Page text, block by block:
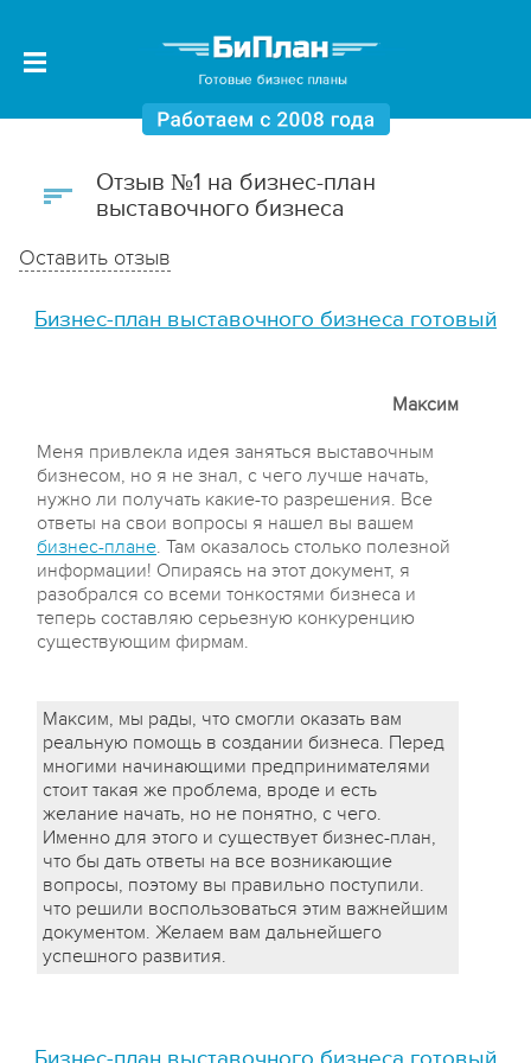
Отзыв №1 на бизнес-план
выставочного бизнеса
Оставить отзыв
Бизнес-план выставочного бизнеса готовый
Максим
Меня привлекла идея заняться выставочным
бизнесом, но я не знал, с чего лучше начать,
нужно ли получать какие-то разрешения. Все
ответы на свои вопросы я нашел вы вашем
бизнес-плане. Там оказалось столько полезной
информации! Опираясь на этот документ, я
разобрался со всеми тонкостями бизнеса и
теперь составляю серьезную конкуренцию
существующим фирмам.
Максим, мы рады, что смогли оказать вам
реальную помощь в создании бизнеса. Перед
многими начинающими предпринимателями
стоит такая же проблема, вроде и есть
желание начать, но не понятно, с чего.
Именно для этого и существует бизнес-план,
что бы дать ответы на все возникающие
вопросы, поэтому вы правильно поступили.
что решили воспользоваться этим важнейшим
документом. Желаем вам дальнейшего
успешного развития.